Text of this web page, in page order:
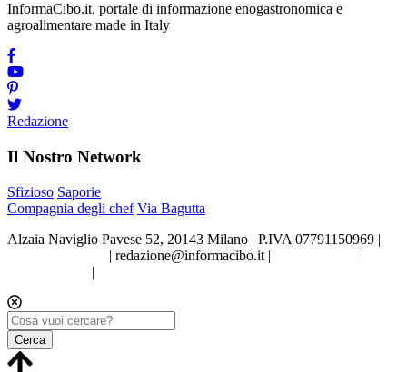
InformaCibo.it, portale di informazione enogastronomica e
agroalimentare made in Italy
Redazione
Il Nostro Network
Sfizioso Saporie
Compagnia degli chef Via Bagutta
Alzaia Naviglio Pavese 52, 20143 Milano | P.IVA 07791150969 |
| redazione@informacibo.it |
|
|
Cerca